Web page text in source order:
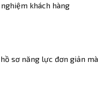
khách hàng
sơ năng lực đơn giản mà